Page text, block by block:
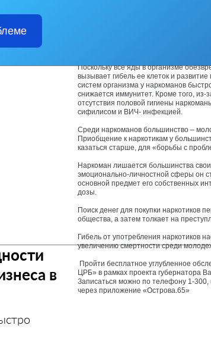
в
при шизофрении: замкнутость,
Поскольку все яды в организме
вызывает гибель ее клеток и
систем организма у наркоманов
снижается иммунитет. Кроме того,
отсутствия половой гигиены
сифилисом и ВИЧ- инфекцией.
Среди наркоманов большинство –
Приобщение к наркотикам у
казаться старше, для «борьбы с
Наркоман лишается большинства
эмоционально-личностной сферы он
основной предмет его собственных
дозы.
Поиск денег для покупки наркотиков
общества, а затем толкает на
Гибель от употребления наркотиков
увеличению смертности среди
Пройти бесплатное углубленное
ЦРБ» в рамках проекта губернатора
Записаться можно по телефону 1-300,
через приложение «Острова.65»